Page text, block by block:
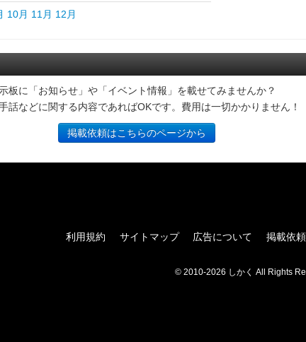
10月 11月 12月
板に「お知らせ」や「イベント情報」を載せてみませんか？
話などに関する内容であればOKです。費用は一切かかりません！
掲載依頼はこちらのページから
利用規約 サイトマップ 広告について 掲載依頼
© 2010-2026 しかく All Rights